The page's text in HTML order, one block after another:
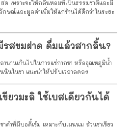
เพราะจะให้กลิ่นหอมที่เป็นธรรมชาติและมี
กษณ์และมูลค่าเพิ่มให้แก่ร้านได้ดีกว่าในระยะ
รสขมฝาด ดื่มแล้วสากลิ้น?
านานเกินไปในการแช่กากชา หรืออุณหภูมิน้ำ
นินในชา แนะนำให้ปรับเวลาลดลง
ยวมะลิ ใช้เบสเดียวกันได้
าดำที่มีบอดี้เข้ม เหมาะกับเมนูนม ส่วนชาเขียว